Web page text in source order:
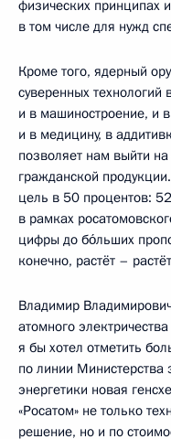
физических принципах
в том числе для нужд
Кроме того, ядерный
суверенных
и в машиностроение, и
и в медицину, в
позволяет нам выйти
гражданской
цель в 50 процентов:
в рамках
цифры до бо́льших
конечно, растёт –
Владимир
атомного
я бы хотел отметить
по линии Министерства
энергетики новая
«Росатом» не только
решение, но и по